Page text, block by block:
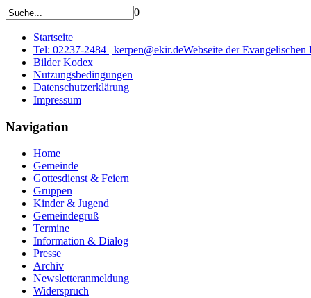
0
Startseite
Tel: 02237-2484 | kerpen@ekir.deWebseite der
Bilder Kodex
Nutzungsbedingungen
Datenschutzerklärung
Impressum
Navigation
Home
Gemeinde
Gottesdienst & Feiern
Gruppen
Kinder & Jugend
Gemeindegruß
Termine
Information & Dialog
Presse
Archiv
Newsletteranmeldung
Widerspruch